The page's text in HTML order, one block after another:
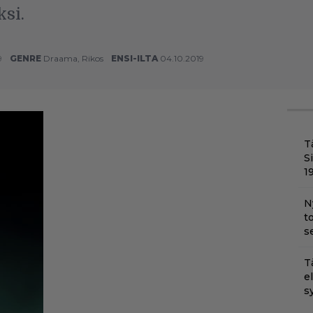
GENRE Draama, Rikos ENSI-ILTA04.10.2019